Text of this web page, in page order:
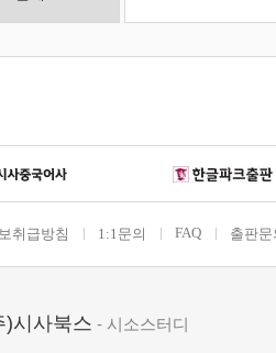
취급방침 1:1문의 FAQ 출판문
)시사북스 - 시소스터디